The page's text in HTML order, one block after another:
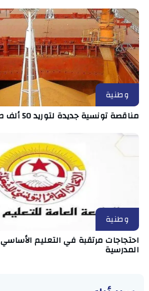
وطنية
مناقصة تونسية جديدة لتوريد 50 ألف طن من علف الذرة
وطنية
احتجاجات مرتقبة في التعليم
المدرسية